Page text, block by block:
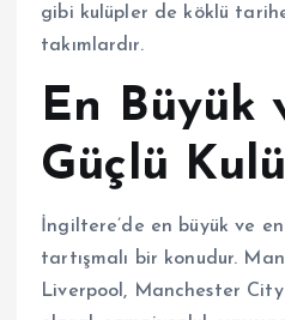
gibi kulüpler de köklü
takımlardır.
En Büyük
Güçlü
İngiltere’de en büyük ve
tartışmalı bir konudur.
Liverpool, Manchester